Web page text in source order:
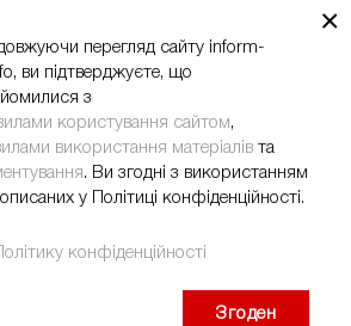
×
перегляд сайту inform-
ви підтверджуєте, що
з
користування сайтом,
використання матеріалів та
. Ви згодні з використанням
у Політиці конфіденційності.
конфіденційності
Згоден